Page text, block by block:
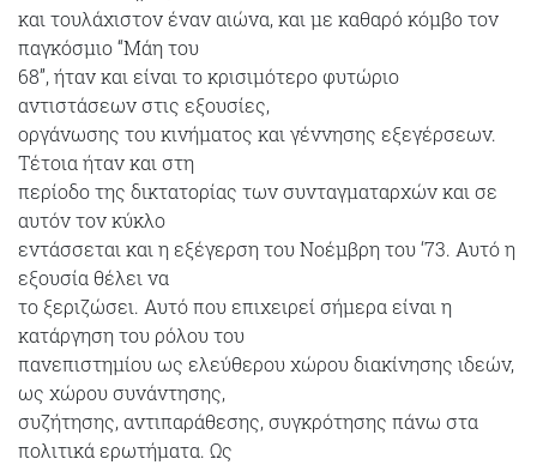
και τουλάχιστον έναν αιώνα, και με καθαρό κόμβο τον
παγκόσμιο “Μάη του
68”, ήταν και είναι το κρισιμότερο φυτώριο
αντιστάσεων στις εξουσίες,
οργάνωσης του κινήματος και γέννησης εξεγέρσεων.
Τέτοια ήταν και στη
περίοδο της δικτατορίας των συνταγματαρχών και σε
αυτόν τον κύκλο
εντάσσεται και η εξέγερση του Νοέμβρη του ‘73. Αυτό η
εξουσία θέλει να
το ξεριζώσει. Αυτό που επιχειρεί σήμερα είναι η
κατάργηση του ρόλου του
πανεπιστημίου ως ελεύθερου χώρου διακίνησης ιδεών,
ως χώρου συνάντησης,
συζήτησης, αντιπαράθεσης, συγκρότησης πάνω στα
πολιτικά ερωτήματα. Ως